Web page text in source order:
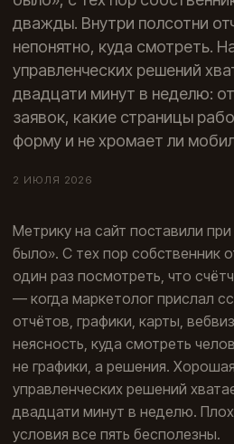
дважды. Внутри полсотни
непонятно, куда смотреть.
управленческих решений
двадцати минут в неделю:
заявок, какие страницы
форму и не хромает ли
2 ИЮЛЯ 2026
Метрику на сайт поставили
было». С тех пор собственник
один раз посмотреть, что
— когда маркетолог прислал
отчётов, графики, карты,
неясность, куда смотреть
не графики, а решения.
управленческих решений
двадцати минут в неделю.
условия все пять бесполезны.